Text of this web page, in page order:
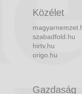
Közélet
szabadfold.hu
hirtv.hu
origo.hu
Gazdaság